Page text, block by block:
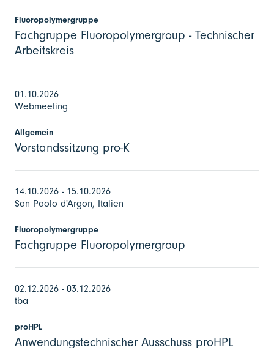
Fluoropolymergruppe
Fachgruppe Fluoropolymergroup - Technischer
Arbeitskreis
01.10.2026
Webmeeting
Allgemein
Vorstandssitzung pro-K
14.10.2026 - 15.10.2026
San Paolo d'Argon, Italien
Fluoropolymergruppe
Fachgruppe Fluoropolymergroup
02.12.2026 - 03.12.2026
tba
proHPL
Anwendungstechnischer Ausschuss proHPL